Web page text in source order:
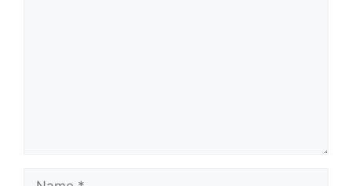
Name